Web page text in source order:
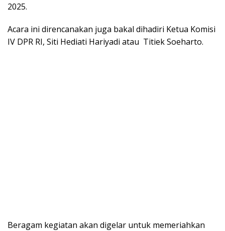
2025.
Acara ini direncanakan juga bakal dihadiri Ketua Komisi
IV DPR RI, Siti Hediati Hariyadi atau Titiek Soeharto.
Beragam kegiatan akan digelar untuk memeriahkan